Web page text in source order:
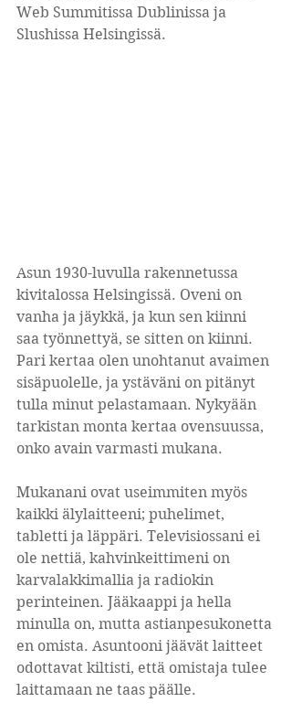
Web Summitissa Dublinissa ja
Slushissa Helsingissä.
Asun 1930-luvulla rakennetussa
kivitalossa Helsingissä. Oveni on
vanha ja jäykkä, ja kun sen kiinni
saa työnnettyä, se sitten on kiinni.
Pari kertaa olen unohtanut avaimen
sisäpuolelle, ja ystäväni on pitänyt
tulla minut pelastamaan. Nykyään
tarkistan monta kertaa ovensuussa,
onko avain varmasti mukana.
Mukanani ovat useimmiten myös
kaikki älylaitteeni; puhelimet,
tabletti ja läppäri. Televisiossani ei
ole nettiä, kahvinkeittimeni on
karvalakkimallia ja radiokin
perinteinen. Jääkaappi ja hella
minulla on, mutta astianpesukonetta
en omista. Asuntooni jäävät laitteet
odottavat kiltisti, että omistaja tulee
laittamaan ne taas päälle.